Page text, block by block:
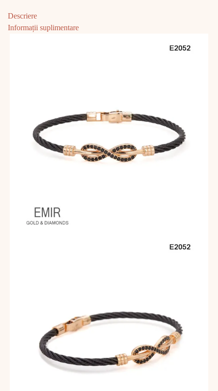
Descriere
Informații suplimentare